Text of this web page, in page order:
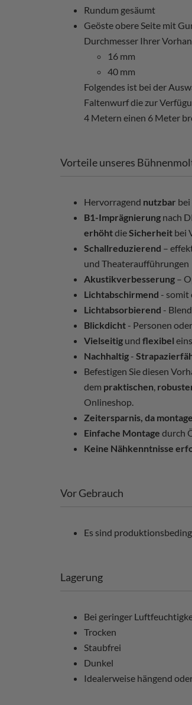
Rundum gesäumt
Geöste obere Seite mit
Durchmesser Ihrer
16 mm
40 mm
Folgendes ist bei der
Faltenwurf die zur
4 Metern einen 6 Meter
Vorteile unseres
Hervorragend nutzbar bei
B1-Imprägnierung nach
erhöhtdieSicherheit bei
Schallreduzierend –
und Theateraufführungen
Akustikverbesserung –
Lichtabschirmend - somit
Lichtabsorbierend -
Blickdicht - Personen
Vielseitig und flexibel
Nachhaltig -
Befestigen Sie diesen
dem praktischen,
Onlineshop.
Zeitersparnis, da
Einfache Montage durch
Keine Nähkenntnisse
Vor Gebrauch
Es sind
Lagerung
Bei geringer
Trocken
Staubfrei
Dunkel
Idealerweise hängend